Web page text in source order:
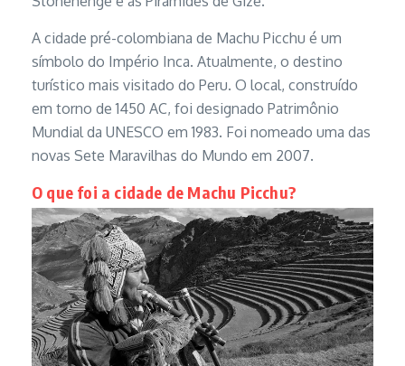
A cidade pré-colombiana de Machu Picchu é um
símbolo do Império Inca. Atualmente, o destino
turístico mais visitado do Peru. O local, construído
em torno de 1450 AC, foi designado Patrimônio
Mundial da UNESCO em 1983. Foi nomeado uma das
novas Sete Maravilhas do Mundo em 2007.
O que foi a cidade de Machu Picchu?